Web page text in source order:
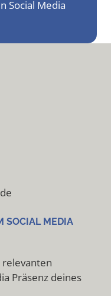
Social Media
SOCIAL MEDIA
Präsenz deines